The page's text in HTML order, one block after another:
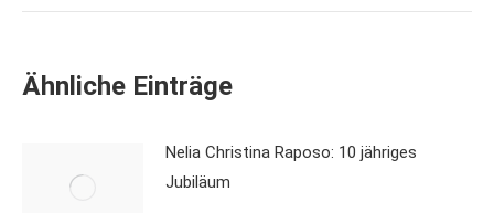
Ähnliche Einträge
Nelia Christina Raposo: 10 jähriges
Jubiläum